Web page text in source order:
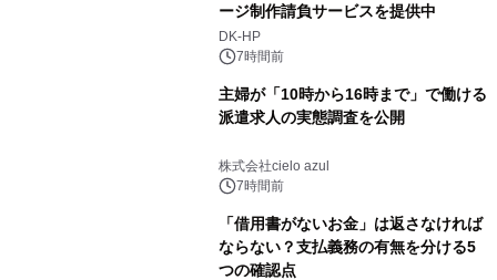
ージ制作請負サービスを提供中
DK-HP
7時間前
主婦が「10時から16時まで」で働ける
派遣求人の実態調査を公開
株式会社cielo azul
7時間前
「借用書がないお金」は返さなければ
ならない？支払義務の有無を分ける5
つの確認点